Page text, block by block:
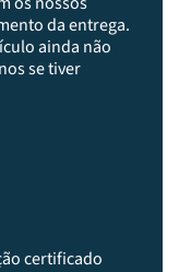
da entrega.​
ainda não
se tiver
certificado